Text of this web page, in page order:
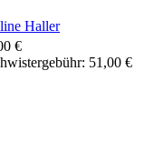
Haller
€
51,00 €